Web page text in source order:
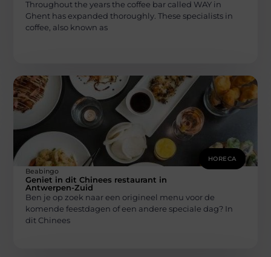
Throughout the years the coffee bar called WAY in
Ghent has expanded thoroughly. These specialists in
coffee, also known as
HORECA
Beabingo
Geniet in dit Chinees restaurant in
Antwerpen-Zuid
Ben je op zoek naar een origineel menu voor de
komende feestdagen of een andere speciale dag? In
dit Chinees